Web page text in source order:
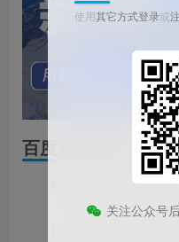
百度热搜新闻
新闻来源：百度热搜
使用其它方式登录或
关注公众号